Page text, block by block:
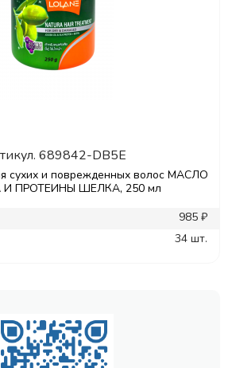
689842-DB5E
сухих и поврежденных волос МАСЛО
ПРОТЕИНЫ ШЕЛКА, 250 мл
985 ₽
34 шт.